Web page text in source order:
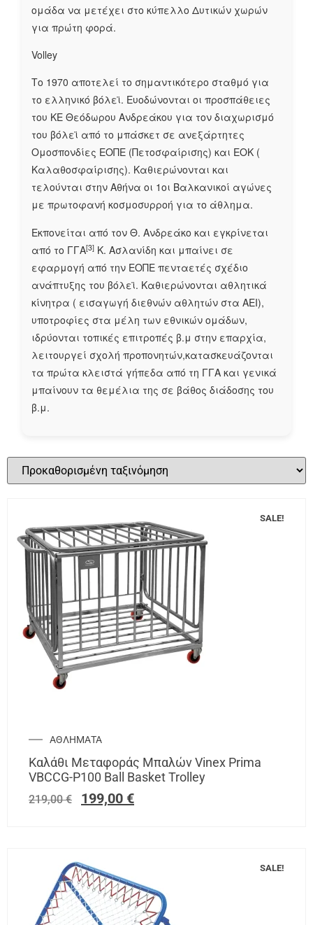
ομάδα να μετέχει στο κύπελλο Δυτικών χωρών
για πρώτη φορά.
Volley
Το 1970 αποτελεί το σημαντικότερο σταθμό για
το ελληνικό βόλεϊ. Ευοδώνονται οι προσπάθειες
του ΚΕ Θεόδωρου Ανδρεάκου για τον διαχωρισμό
του βόλεϊ από το μπάσκετ σε ανεξάρτητες
Ομοσπονδίες ΕΟΠΕ (Πετοσφαίρισης) και ΕΟΚ (
Καλαθοσφαίρισης). Καθιερώνονται και
τελούνται στην Αθήνα οι 1οι Βαλκανικοί αγώνες
με πρωτοφανή κοσμοσυρροή για το άθλημα.
Εκπονείται από τον Θ. Ανδρεάκο και εγκρίνεται
από το ΓΓΑ[3] Κ. Ασλανίδη και μπαίνει σε
εφαρμογή από την ΕΟΠΕ πενταετές σχέδιο
ανάπτυξης του βόλεϊ. Καθιερώνονται αθλητικά
κίνητρα ( εισαγωγή διεθνών αθλητών στα ΑΕΙ),
υποτροφίες στα μέλη των εθνικών ομάδων,
ιδρύονται τοπικές επιτροπές β.μ στην επαρχία,
λειτουργεί σχολή προπονητών,κατασκευάζονται
τα πρώτα κλειστά γήπεδα από τη ΓΓΑ και γενικά
μπαίνουν τα θεμέλια της σε βάθος διάδοσης του
β.μ.
SALE!
ΑΘΛΗΜΑΤΑ
Καλάθι Μεταφοράς Μπαλών Vinex Prima
VBCCG-P100 Ball Basket Trolley
219,00€ 199,00 €
SALE!